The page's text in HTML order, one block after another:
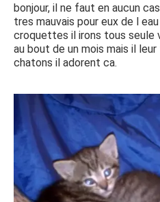
bonjour, il ne faut en aucun
tres mauvais pour eux de l
croquettes il irons tous seule
au bout de un mois mais il
chatons il adorent ca.